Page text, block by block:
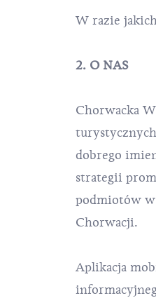
W razie
2. O NAS
Chorwacka
dobrego
strategii
podmiotów w
Chorwacji.
Aplikacja